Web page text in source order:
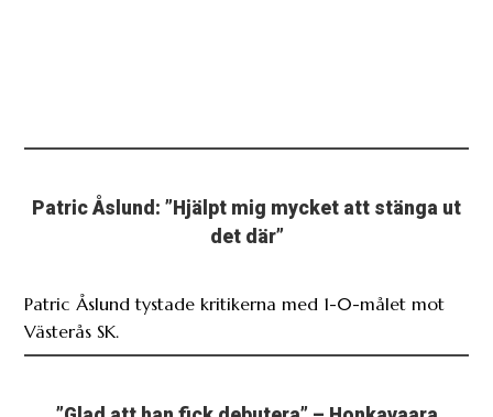
Patric Åslund: ”Hjälpt mig mycket att stänga ut
det där”
Patric Åslund tystade kritikerna med 1-0-målet mot
Västerås SK.